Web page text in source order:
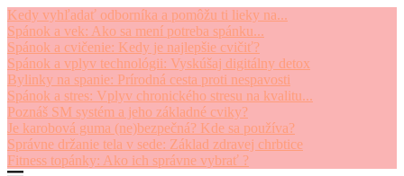
Kedy vyhľadať odborníka a pomôžu ti lieky na...
Spánok a vek: Ako sa mení potreba spánku...
Spánok a cvičenie: Kedy je najlepšie cvičiť?
Spánok a vplyv technológii: Vyskúšaj digitálny detox
Bylinky na spanie: Prírodná cesta proti nespavosti
Spánok a stres: Vplyv chronického stresu na kvalitu...
Poznáš SM systém a jeho základné cviky?
Je karobová guma (ne)bezpečná? Kde sa používa?
Správne držanie tela v sede: Základ zdravej chrbtice
Fitness topánky: Ako ich správne vybrať ?